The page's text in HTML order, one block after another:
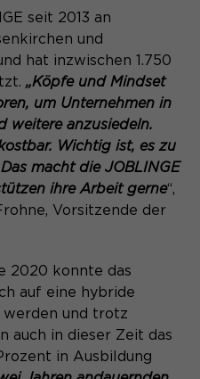
teilt der Webseite mit,
im Typo3-Backend
und die Rechte besitzt
Zustimmungsstatus des
Cookies auf der
ID, ohne
Daten.
seit 2013 an
und
hat inzwischen 1.750
„Köpfe und Mindset
um Unternehmen in
weitere anzusiedeln.
Wichtig ist, es zu
macht die JOBLINGE
ihre Arbeit gerne“,
Vorsitzende der
2020 konnte das
auf eine hybride
werden und trotz
auch in dieser Zeit das
in Ausbildung